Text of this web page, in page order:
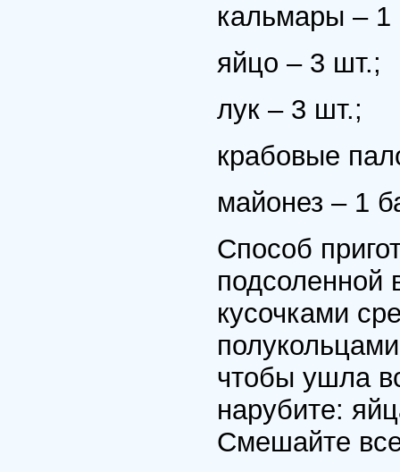
кальмары – 1
яйцо – 3 шт.;
лук – 3 шт.;
крабовые
майонез – 1
Способ
подсоленной
кусочками
чтобы ушла
нарубите:
Смешайте